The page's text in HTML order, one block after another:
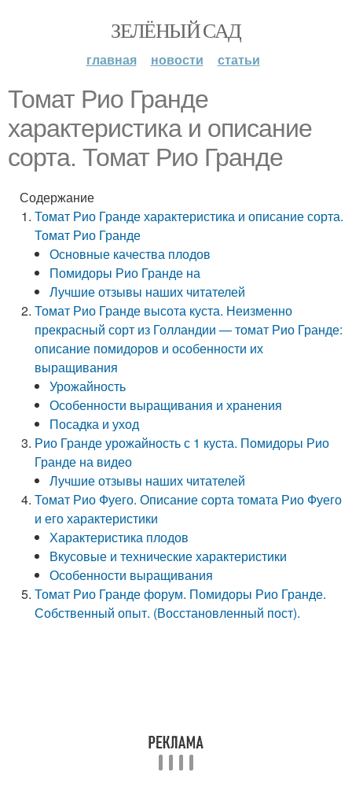
ЗЕЛЁНЫЙ САД
главная новости статьи
Томат Рио Гранде
характеристика и описание
сорта. Томат Рио Гранде
Содержание
Томат Рио Гранде характеристика и описание сорта.
Томат Рио Гранде
Основные качества плодов
Помидоры Рио Гранде на
Лучшие отзывы наших читателей
Томат Рио Гранде высота куста. Неизменно
прекрасный сорт из Голландии — томат Рио Гранде:
описание помидоров и особенности их
выращивания
Урожайность
Особенности выращивания и хранения
Посадка и уход
Рио Гранде урожайность с 1 куста. Помидоры Рио
Гранде на видео
Лучшие отзывы наших читателей
Томат Рио Фуего. Описание сорта томата Рио Фуего
и его характеристики
Характеристика плодов
Вкусовые и технические характеристики
Особенности выращивания
Томат Рио Гранде форум. Помидоры Рио Гранде.
Собственный опыт. (Восстановленный пост).